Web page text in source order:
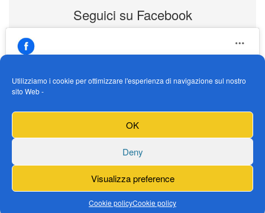
Utilizziamo i cookie per ottimizzare l'esperienza di navigazione sul nostro
sito Web -
OK
Deny
Visualizza preference
Cookie policyCookie policy
Seguici su Facebook
https://www.facebook.com/Vendogokartit/
Fai clic per accettare i cookie marketing e
abilitare questo contenuto